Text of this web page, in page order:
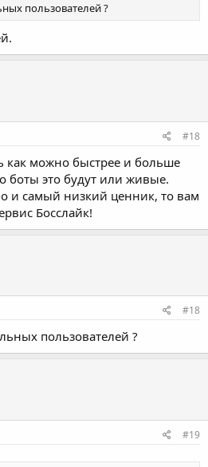
пользователей ?
#18
как можно быстрее и больше
боты это будут или живые.
и самый низкий ценник, то вам
Босслайк!
#18
пользователей ?
#19